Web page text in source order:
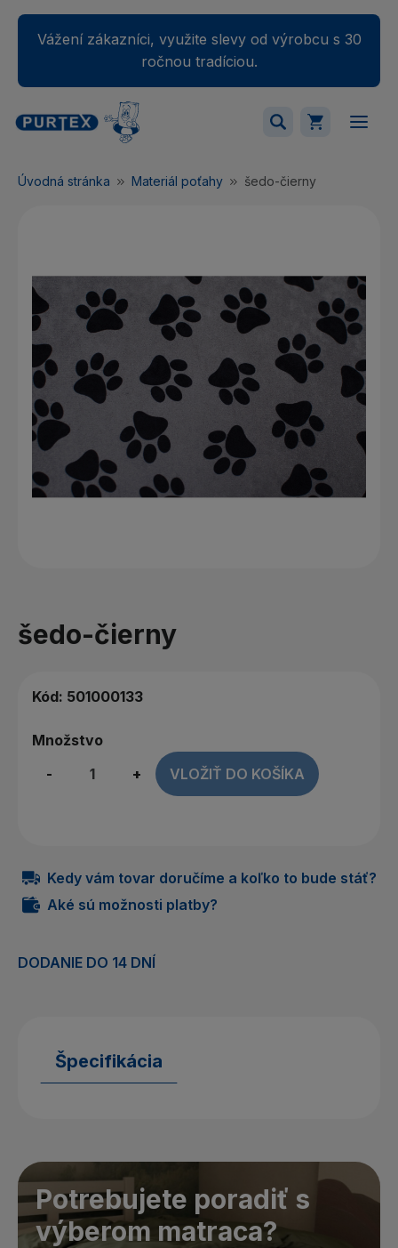
Vážení zákazníci, využite slevy od výrobcu s 30
ročnou tradíciou.
Váš nákupný košík je momentálne prázdny.
Úvodná stránka Materiál poťahy šedo-čierny
šedo-čierny
Kód: 501000133
Množstvo
-
+ VLOŽIŤ DO KOŠÍKA
Kedy vám tovar doručíme a koľko to bude stáť?
Aké sú možnosti platby?
DODANIE DO 14 DNÍ
Špecifikácia
Potrebujete poradiť s
výberom matraca?